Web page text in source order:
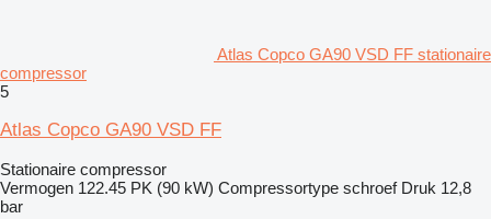
Atlas Copco GA90 VSD FF stationaire
compressor
5
Atlas Copco GA90 VSD FF
Stationaire compressor
Vermogen 122.45 PK (90 kW) Compressortype schroef Druk 12,8
bar